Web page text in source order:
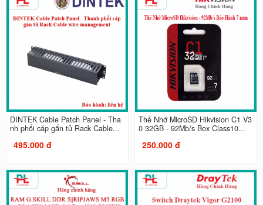
DINTEK Cable Patch Panel - Tha
nh phối cáp gắn tủ Rack Cable...
495.000 đ
Thẻ Nhớ MicroSD Hikvision C1 V3
0 32GB - 92Mb/s Box Class10...
250.000 đ